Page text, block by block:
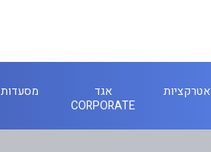
אטרקציות
אגד
CORPORATE
מסעדות